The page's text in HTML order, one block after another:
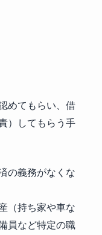
めてもらい、借
）してもらう手
の義務がなくな
（持ち家や車な
員など特定の職